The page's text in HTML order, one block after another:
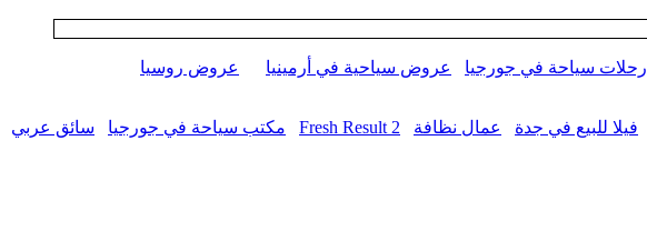
رحلات سياحة في جورجيا عروض سياحية في أرمينيا
عروض روسيا
فيلا للبيع في جدة عمال نظافة Fresh Result 2 مكتب سياحة في جورجيا
سائق عربي